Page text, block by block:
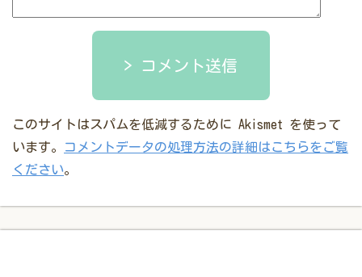
コメント送信
このサイトはスパムを低減するために Akismet を使って
います。
コメントデータの処理方法の詳細はこちらをご覧
ください。